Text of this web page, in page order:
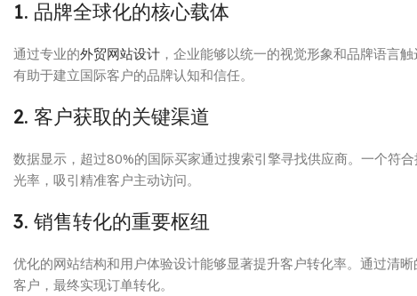
1. 品牌全球化的核心载体
通过专业的外贸网站设计 ，企业能够以统一的视觉形象和品牌语言
有助于建立国际客户的品牌认知和信任。
2. 客户获取的关键渠道
数据显示，超过80%的国际买家通过搜索引擎寻找供应商。一个符
光率，吸引精准客户主动访问。
3. 销售转化的重要枢纽
优化的网站结构和用户体验设计能够显著提升客户转化率。通过清
客户，最终实现订单转化。